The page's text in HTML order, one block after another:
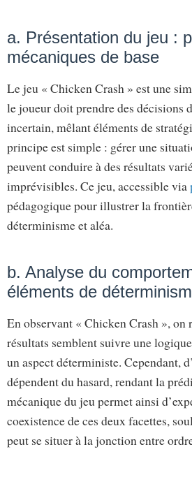
a. Présentation du jeu :
mécaniques de base
Le jeu « Chicken Crash » est une
le joueur doit prendre des décisions
incertain, mêlant éléments de
principe est simple : gérer une
peuvent conduire à des résultats
imprévisibles. Ce jeu, accessible via
pédagogique pour illustrer la
déterminisme et aléa.
b. Analyse du
éléments de
En observant « Chicken Crash », on
résultats semblent suivre une
un aspect déterministe. Cependant,
dépendent du hasard, rendant la
mécanique du jeu permet ainsi
coexistence de ces deux facettes,
peut se situer à la jonction entre